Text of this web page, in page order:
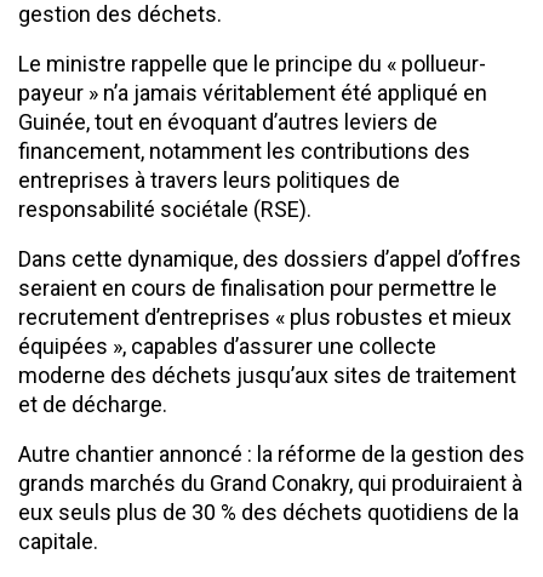
gestion des déchets.
Le ministre rappelle que le principe du « pollueur-
payeur » n’a jamais véritablement été appliqué en
Guinée, tout en évoquant d’autres leviers de
financement, notamment les contributions des
entreprises à travers leurs politiques de
responsabilité sociétale (RSE).
Dans cette dynamique, des dossiers d’appel d’offres
seraient en cours de finalisation pour permettre le
recrutement d’entreprises « plus robustes et mieux
équipées », capables d’assurer une collecte
moderne des déchets jusqu’aux sites de traitement
et de décharge.
Autre chantier annoncé : la réforme de la gestion des
grands marchés du Grand Conakry, qui produiraient à
eux seuls plus de 30 % des déchets quotidiens de la
capitale.